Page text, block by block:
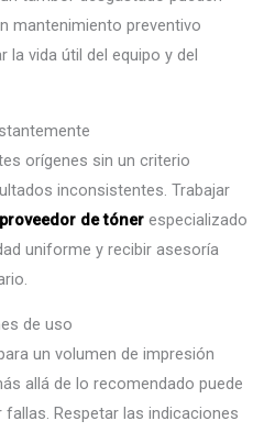
mantenimiento preventivo
la vida útil del equipo y del
orígenes sin un criterio
inconsistentes. Trabajar
proveedor de tóner especializado
uniforme y recibir asesoría
de uso
un volumen de impresión
allá de lo recomendado puede
Respetar las indicaciones